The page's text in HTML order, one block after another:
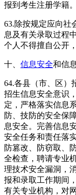
报到考生注册学籍。
63.除按规定应向社
息及有关录取过程
个人不得擅自公开
十、 信息安全和信
64.各县（市、区）
招生信息安全意识
定，严格落实信息
防、技防的安全保
息安全。完善信息
安全任务和责任落
防篡改、防窃取、
全检查，聘请专业
理技术安全漏洞，
报和录取工作期间
有关专业机构，对